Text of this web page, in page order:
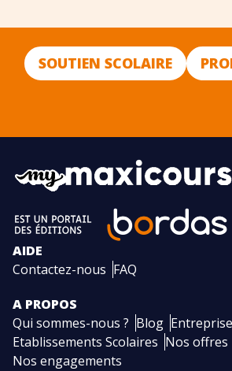
SOUTIEN SCOLAIRE
AIDE
Contactez-nous FAQ
A PROPOS
Qui sommes-nous ? Blog Entreprise
Etablissements Scolaires Nos offres
Nos engagements